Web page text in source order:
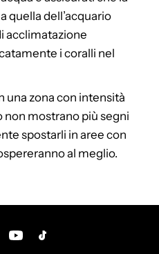
quella dell’acquario
acclimatazione
i coralli nel
una zona con intensità
non mostrano più segni
spostarli in aree con
al meglio.